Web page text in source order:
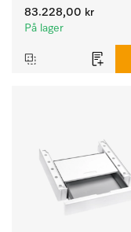
instrumentkapasitet.
83.228,00 kr
På lager